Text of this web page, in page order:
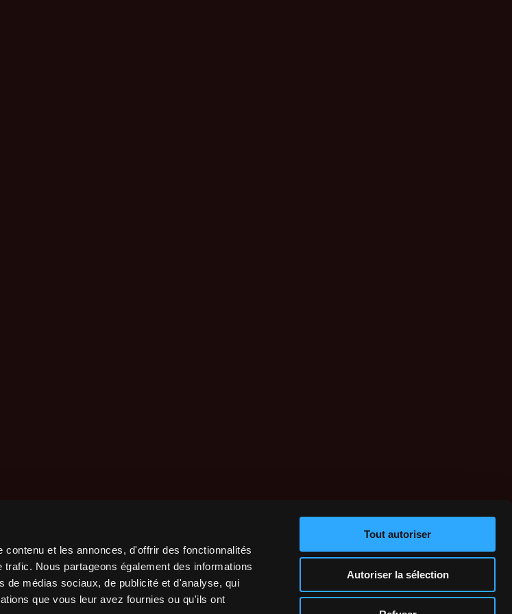
et les annonces, d'offrir des fonctionnalités
Nous partageons également des informations
de médias sociaux, de publicité et d'analyse, qui
que vous leur avez fournies ou qu'ils ont
Tout autoriser
Autoriser la sélection